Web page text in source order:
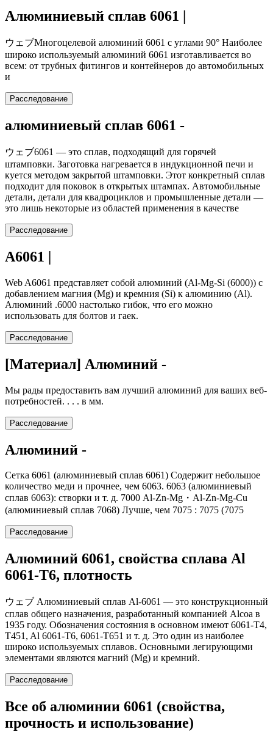
Алюминиевый сплав 6061 |
ウェブМногоцелевой алюминий 6061 с углами 90° Наиболее
широко используемый алюминий 6061 изготавливается во
всем: от трубных фитингов и контейнеров до автомобильных
и
Расследование
алюминиевый сплав 6061 -
ウェブ6061 — это сплав, подходящий для горячей
штамповки. Заготовка нагревается в индукционной печи и
куется методом закрытой штамповки. Этот конкретный сплав
подходит для поковок в открытых штампах. Автомобильные
детали, детали для квадроциклов и промышленные детали —
это лишь некоторые из областей применения в качестве
Расследование
А6061 |
Web A6061 представляет собой алюминий (Al-Mg-Si (6000)) с
добавлением магния (Mg) и кремния (Si) к алюминию (Al).
Алюминий .6000 настолько гибок, что его можно
использовать для болтов и гаек.
Расследование
[Материал] Алюминий -
Мы рады предоставить вам лучший алюминий для ваших веб-
потребностей. . . . в мм.
Расследование
Алюминий -
Сетка 6061 (алюминиевый сплав 6061) Содержит небольшое
количество меди и прочнее, чем 6063. 6063 (алюминиевый
сплав 6063): створки и т. д. 7000 Al-Zn-Mg・Al-Zn-Mg-Cu
(алюминиевый сплав 7068) Лучше, чем 7075 : 7075 (7075
Расследование
Алюминий 6061, свойства сплава Al
6061-T6, плотность
ウェブ Алюминиевый сплав Al-6061 — это конструкционный
сплав общего назначения, разработанный компанией Alcoa в
1935 году. Обозначения состояния в основном имеют 6061-T4,
T451, Al 6061-T6, 6061-T651 и т. д. Это один из наиболее
широко используемых сплавов. Основными легирующими
элементами являются магний (Mg) и кремний.
Расследование
Все об алюминии 6061 (свойства,
прочность и использование)